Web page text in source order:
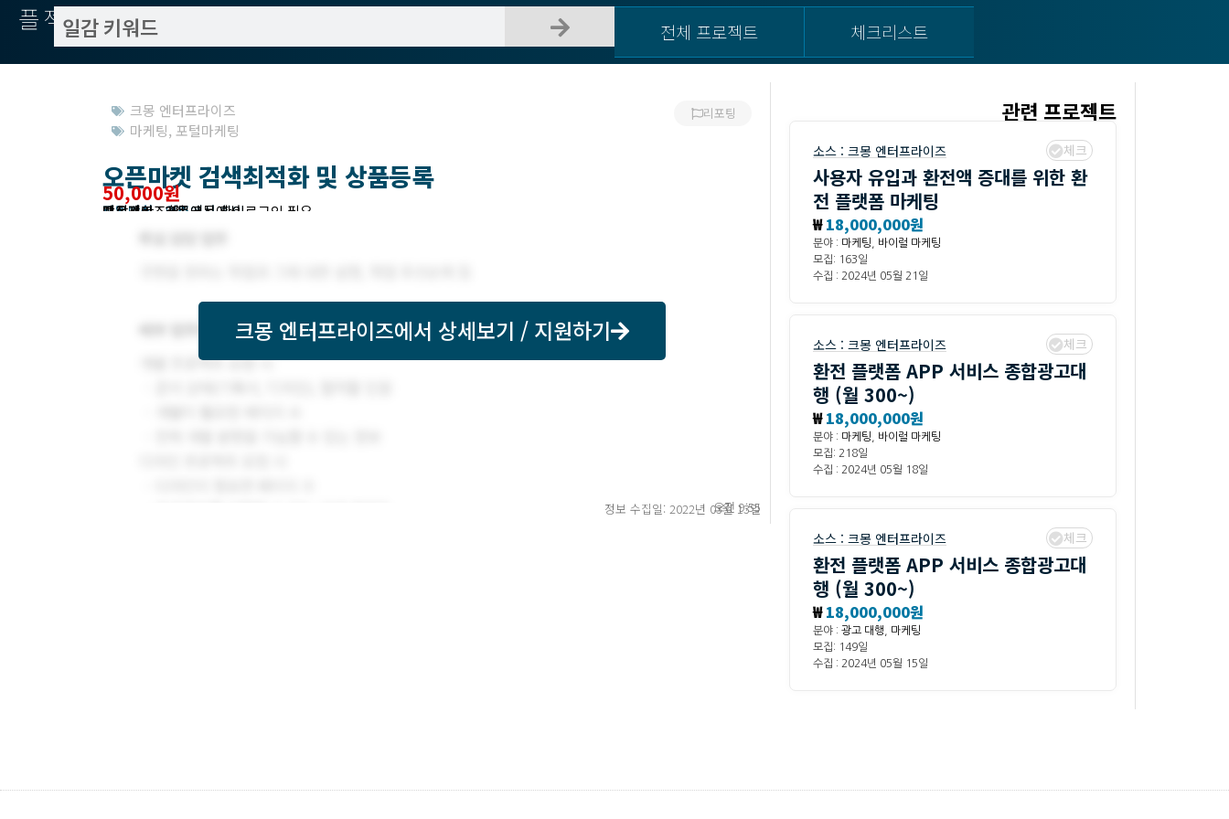
플젝서치 전체 프로젝트 체크리스트
크몽 엔터프라이즈
마케팅, 포털마케팅
리포팅
오픈마켓 검색최적화 및 상품등록
50,000원
작업방식 : 외주
모집기한 : 크몽에서 확인
예상기간 : 3일
프로젝트조회 : 크몽에서 로그인 필요
받은제안 : 크몽에서 확인
크몽 엔터프라이즈에서 상세보기 / 지원하기
정보 수집일: 2022년 03월 13일
오전 9:55
관련 프로젝트
소스 : 크몽 엔터프라이즈 체크
사용자 유입과 환전액 증대를 위한 환
전 플랫폼 마케팅
₩18,000,000원
분야 : 마케팅
바이럴 마케팅
모집: 163일
수집 : 2024년 05월 21일
소스 : 크몽 엔터프라이즈 체크
환전 플랫폼 APP 서비스 종합광고대
행 (월 300~)
₩18,000,000원
분야 : 마케팅
바이럴 마케팅
모집: 218일
수집 : 2024년 05월 18일
소스 : 크몽 엔터프라이즈 체크
환전 플랫폼 APP 서비스 종합광고대
행 (월 300~)
₩18,000,000원
분야 : 광고 대행
마케팅
모집: 149일
수집 : 2024년 05월 15일